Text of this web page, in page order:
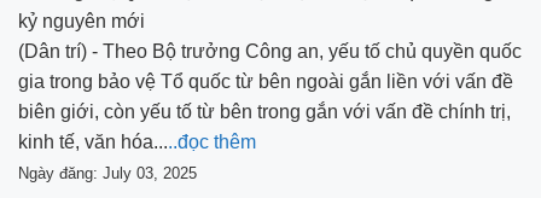
(Dân trí) - Theo Bộ trưởng Công an, yếu tố chủ quyền quốc
gia trong bảo vệ Tổ quốc từ bên ngoài gắn liền với vấn đề
biên giới, còn yếu tố từ bên trong gắn với vấn đề chính trị,
kinh tế, văn hóa.....đọc thêm
Ngày đăng: July 03, 2025